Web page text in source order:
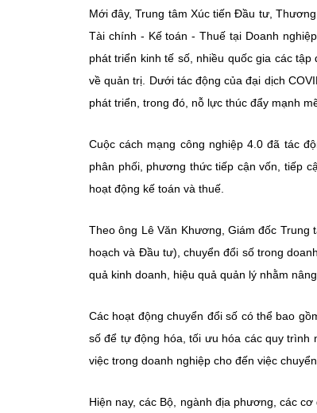
Mới đây, Trung tâm Xúc tiến Đầu tư,
Tài chính - Kế toán - Thuế tại Doanh
phát triển kinh tế số, nhiều quốc gia các
về quản trị. Dưới tác động của đại dịch
phát triển, trong đó, nỗ lực thúc đẩy mạnh
Cuộc cách mạng công nghiệp 4.0 đã tác
phân phối, phương thức tiếp cận vốn, tiếp
hoạt động kế toán và thuế.
Theo ông Lê Văn Khương, Giám đốc Trung
hoạch và Đầu tư), chuyển đổi số trong
quả kinh doanh, hiệu quả quản lý nhằm
Các hoạt động chuyển đổi số có thể bao
số để tự động hóa, tối ưu hóa các quy trình
việc trong doanh nghiệp cho đến việc
Hiện nay, các Bộ, ngành địa phương, các